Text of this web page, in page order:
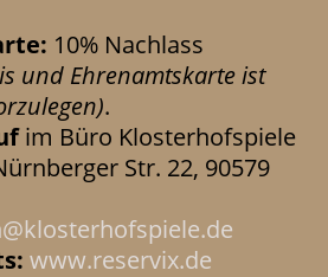
10% Nachlass
und Ehrenamtskarte ist
.
im Büro Klosterhofspiele
Str. 22, 90579
www.reservix.de